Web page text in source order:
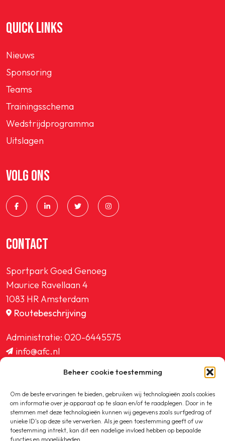
Beheer cookie toestemming
Om de beste ervaringen te bieden, gebruiken wij technologieën zoals cookies
om informatie over je apparaat op te slaan en/of te raadplegen. Door in te
stemmen met deze technologieën kunnen wij gegevens zoals surfgedrag of
unieke ID's op deze site verwerken. Als je geen toestemming geeft of uw
toestemming intrekt, kan dit een nadelige invloed hebben op bepaalde
functies en mogelijkheden.
QUICK LINKS
Nieuws
Sponsoring
Teams
Trainingsschema
Wedstrijdprogramma
Uitslagen
VOLG ONS
CONTACT
Sportpark Goed Genoeg
Maurice Ravellaan 4
1083 HR Amsterdam
Routebeschrijving
Administratie: 020-6445575
info@afc.nl
ledenadministratie@afc.nl